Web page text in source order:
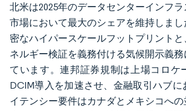
北米は2025年のデータセンターインフ
市場において最大のシェアを維持しま
密なハイパースケールフットプリント
ネルギー検証を義務付ける気候開示義
ています。連邦証券規制は上場コロケ
DCIM導入を加速させ、金融取引ハブに
イテンシー要件はカナダとメキシコへ